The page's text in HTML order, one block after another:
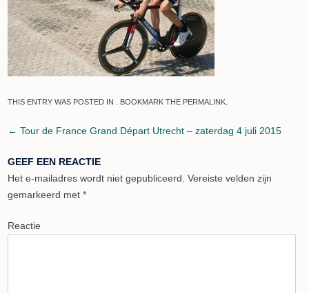
THIS ENTRY WAS POSTED IN . BOOKMARK THE PERMALINK.
Post navigation
← Tour de France Grand Départ Utrecht – zaterdag 4 juli 2015
GEEF EEN REACTIE
Het e-mailadres wordt niet gepubliceerd. Vereiste velden zijn
gemarkeerd met *
Reactie